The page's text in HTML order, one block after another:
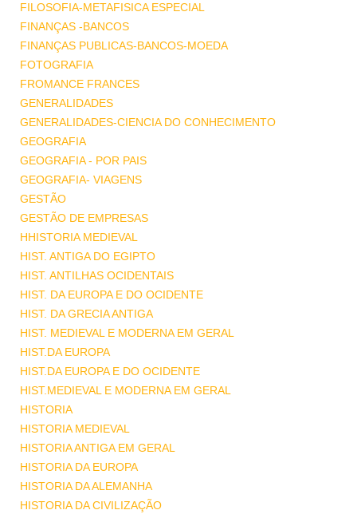
FILOSOFIA-METAFISICA ESPECIAL
FINANÇAS -BANCOS
FINANÇAS PUBLICAS-BANCOS-MOEDA
FOTOGRAFIA
FROMANCE FRANCES
GENERALIDADES
GENERALIDADES-CIENCIA DO CONHECIMENTO
GEOGRAFIA
GEOGRAFIA - POR PAIS
GEOGRAFIA- VIAGENS
GESTÃO
GESTÃO DE EMPRESAS
HHISTORIA MEDIEVAL
HIST. ANTIGA DO EGIPTO
HIST. ANTILHAS OCIDENTAIS
HIST. DA EUROPA E DO OCIDENTE
HIST. DA GRECIA ANTIGA
HIST. MEDIEVAL E MODERNA EM GERAL
HIST.DA EUROPA
HIST.DA EUROPA E DO OCIDENTE
HIST.MEDIEVAL E MODERNA EM GERAL
HISTORIA
HISTORIA MEDIEVAL
HISTORIA ANTIGA EM GERAL
HISTORIA DA EUROPA
HISTORIA DA ALEMANHA
HISTORIA DA CIVILIZAÇÃO